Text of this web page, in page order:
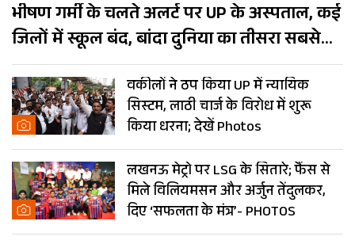
भीषण गर्मी के चलते अलर्ट पर UP के अस्पताल, कई
जिलों में स्कूल बंद, बांदा दुनिया का तीसरा सबसे
गर्म शहर
वकीलों ने ठप किया UP में न्यायिक
सिस्टम, लाठी चार्ज के विरोध में शुरू
किया धरना; देखें Photos
लखनऊ मेट्रो पर LSG के सितारे; फैंस से
मिले विलियमसन और अर्जुन तेंदुलकर,
दिए ‘सफलता के मंत्र’- PHOTOS